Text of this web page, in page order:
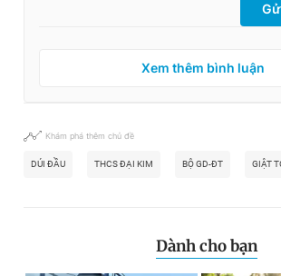
Xem thêm bình luận
Khám phá thêm chủ đề
DÚI ĐẦU THCS ĐẠI KIM BỘ GD-ĐT GIẬT